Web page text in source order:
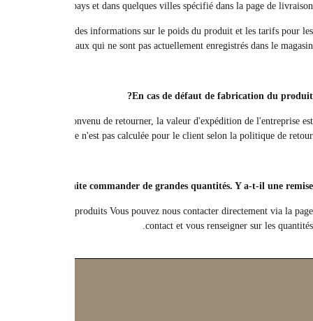
Actuellement, les compagnies
Vous pouvez faire une demande de livraison à l'extérieur du pays
Vous devez lire la politique de retour pour connaître les conditions de
calculée, et
Le magasin propose un service de livraison pour les commandes de